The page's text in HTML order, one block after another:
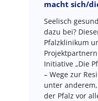
macht sich/
Seelisch
dazu bei?
Pfalzklinikum
Initiative „Die
– Wege zur
unter
der Pfalz vor